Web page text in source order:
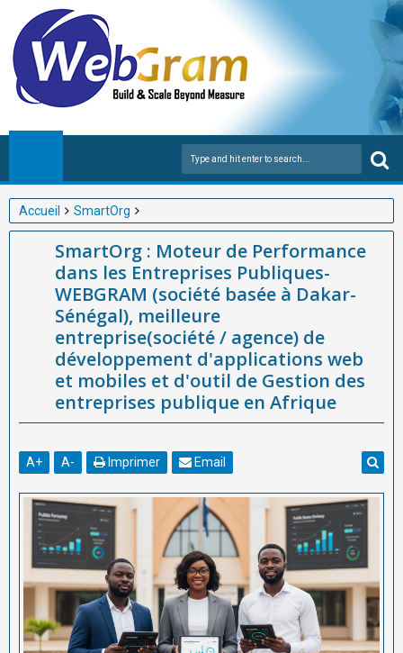
Accueil
SmartOrg
SmartOrg : Moteur de Performance dans les Entreprises
Publiques-WEBGRAM (société basée à Dakar-Sénégal),
meilleure entreprise(société / agence) de développement
d'applications web et mobiles et d'outil de Gestion des
entreprises publique en Afrique
SmartOrg : Moteur de Performance
dans les Entreprises Publiques-
WEBGRAM (société basée à Dakar-
Sénégal), meilleure
entreprise(société / agence) de
développement d'applications web
et mobiles et d'outil de Gestion des
entreprises publique en Afrique
A+ A- Imprimer Email